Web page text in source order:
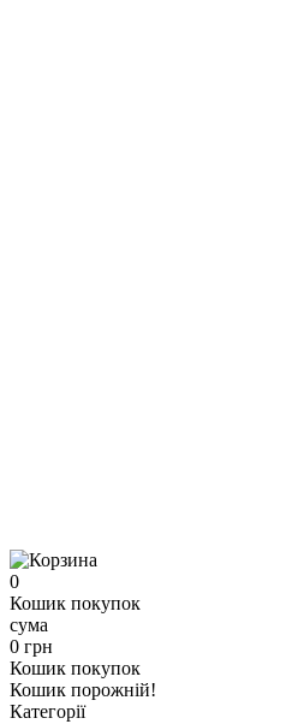
0
Кошик покупок
сума
0 грн
Кошик покупок
Кошик порожній!
Категорії